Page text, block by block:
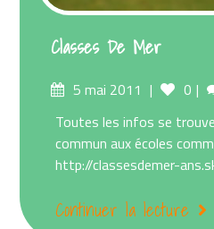
Classes De Mer
Posted5 mai 2011 0
Toutes les infos se
commun aux écoles
http://classesdemer-
Continuer la lecture